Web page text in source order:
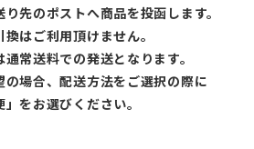
先のポストへ商品を投函します。
はご利用頂けません。
常送料での発送となります。
場合、配送方法をご選択の際に
をお選びください。